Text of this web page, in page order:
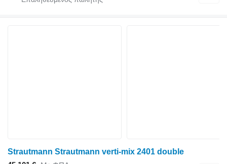
Strautmann Strautmann verti-mix 2401 double